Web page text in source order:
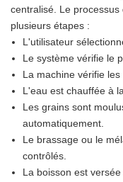
centralisé. Le
plusieurs étapes :
L'utilisateur
Le système vérifie le
La machine vérifie
L'eau est chauffée à
Les grains sont
automatiquement.
Le brassage ou le
contrôlés.
La boisson est